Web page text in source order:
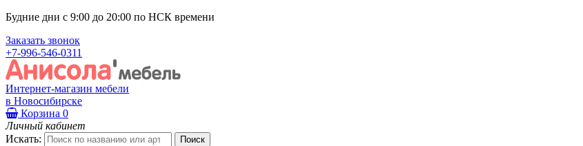
Будние дни с 9:00 до 20:00 по НСК времени
Заказать звонок
+7-996-546-0311
Интернет-магазин мебели
в Новосибирске
Корзина 0
Личный кабинет
Искать: